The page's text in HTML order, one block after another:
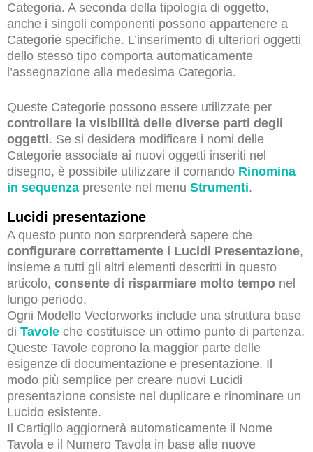
Categoria. A seconda della tipologia di oggetto,
anche i singoli componenti possono appartenere a
Categorie specifiche. L’inserimento di ulteriori oggetti
dello stesso tipo comporta automaticamente
l’assegnazione alla medesima Categoria.
Queste Categorie possono essere utilizzate per
controllare la visibilità delle diverse parti degli
oggetti. Se si desidera modificare i nomi delle
Categorie associate ai nuovi oggetti inseriti nel
disegno, è possibile utilizzare il comando Rinomina
in sequenza presente nel menu Strumenti.
Lucidi presentazione
A questo punto non sorprenderà sapere che
configurare correttamente i Lucidi Presentazione,
insieme a tutti gli altri elementi descritti in questo
articolo, consente di risparmiare molto tempo nel
lungo periodo.
Ogni Modello Vectorworks include una struttura base
di Tavole che costituisce un ottimo punto di partenza.
Queste Tavole coprono la maggior parte delle
esigenze di documentazione e presentazione. Il
modo più semplice per creare nuovi Lucidi
presentazione consiste nel duplicare e rinominare un
Lucido esistente.
Il Cartiglio aggiornerà automaticamente il Nome
Tavola e il Numero Tavola in base alle nuove